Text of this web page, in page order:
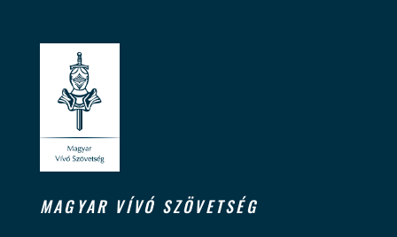
MAGYAR VÍVÓ SZÖVETSÉG